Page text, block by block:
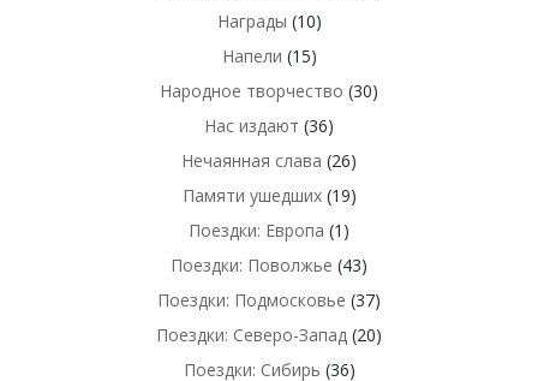
Награды (10)
Напели (15)
Народное творчество (30)
Нас издают (36)
Нечаянная слава (26)
Памяти ушедших(19)
Поездки: Европа (1)
Поездки: Поволжье (43)
Поездки: Подмосковье (37)
Поездки: Северо-Запад (20)
Поездки: Сибирь (36)